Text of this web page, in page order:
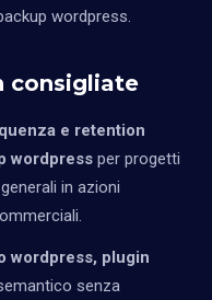
wordpress.
consigliate
e retention
wordpress per progetti
in azioni
wordpress, plugin
senza